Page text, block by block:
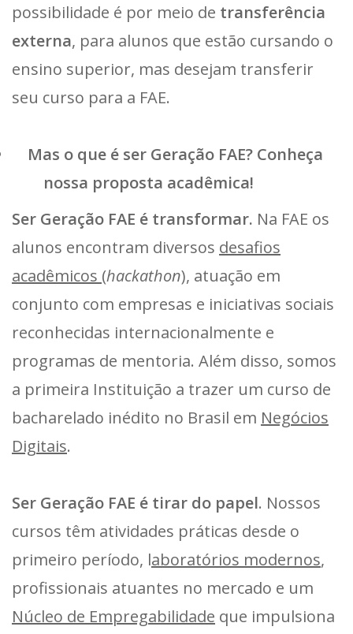
possibilidade é por meio de transferência
externa, para alunos que estão cursando o
ensino superior, mas desejam transferir
seu curso para a FAE.
Mas o que é ser Geração FAE? Conheça
nossa proposta acadêmica!
Ser Geração FAE é transformar. Na FAE os
alunos encontram diversos desafios
acadêmicos (hackathon), atuação em
conjunto com empresas e iniciativas sociais
reconhecidas internacionalmente e
programas de mentoria. Além disso, somos
a primeira Instituição a trazer um curso de
bacharelado inédito no Brasil em Negócios
Digitais.
Ser Geração FAE é tirar do papel. Nossos
cursos têm atividades práticas desde o
primeiro período, laboratórios modernos,
profissionais atuantes no mercado e um
Núcleo de Empregabilidade que impulsiona